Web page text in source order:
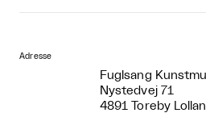
Adresse
Fuglsang
Nystedvej 71
4891 Toreby